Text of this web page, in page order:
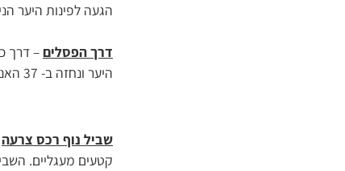
הגעה לפינות היער
דרך הפסלים
היער ונחזה ב- 37 האנדרטאות שהוצבו לאורך הדרך והפכו למכלול מיוחד של פיסול סביבתי.
שביל נוף רכס צרעה
קטעים מעגליים.